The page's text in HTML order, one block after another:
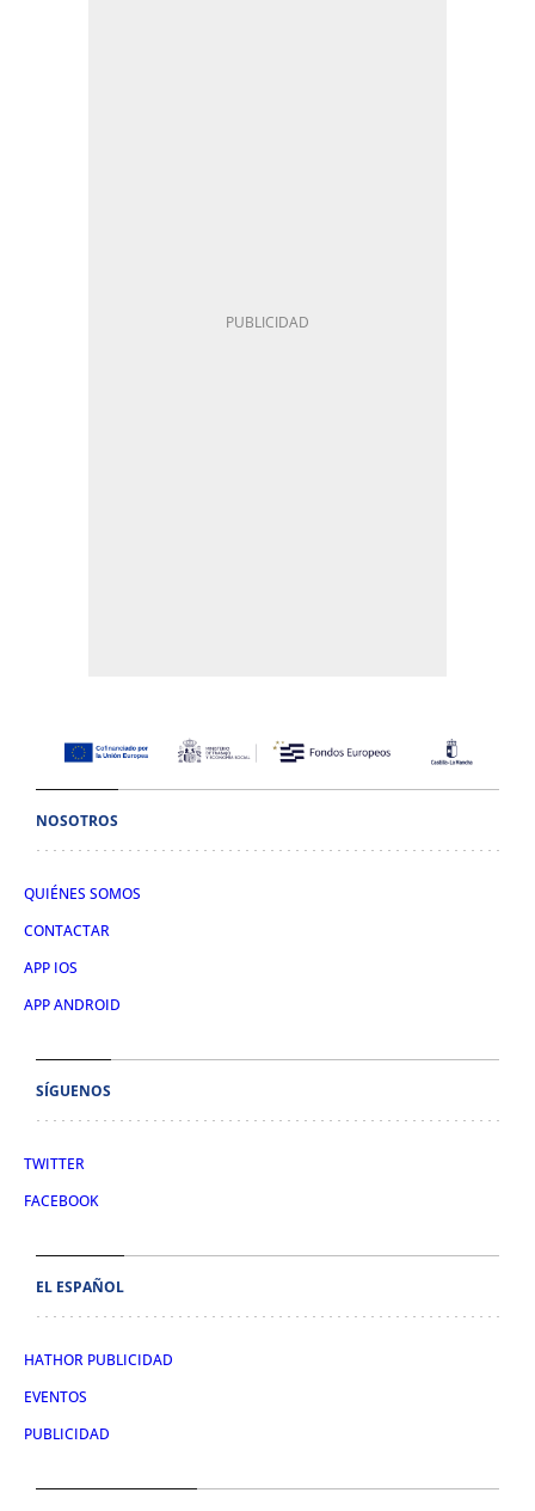
NOSOTROS
QUIÉNES SOMOS
CONTACTAR
APP IOS
APP ANDROID
SÍGUENOS
TWITTER
FACEBOOK
EL ESPAÑOL
HATHOR PUBLICIDAD
EVENTOS
PUBLICIDAD